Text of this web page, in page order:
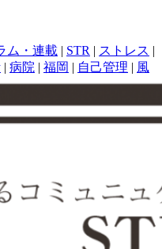
ム・連載 | STR | ストレス |
| 病院 | 福岡 | 自己管理 | 風